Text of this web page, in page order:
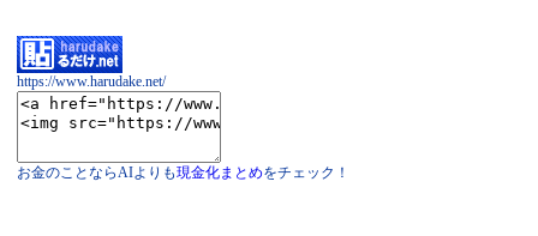
https://www.harudake.net/
お金のことならAIよりも現金化まとめをチェック！